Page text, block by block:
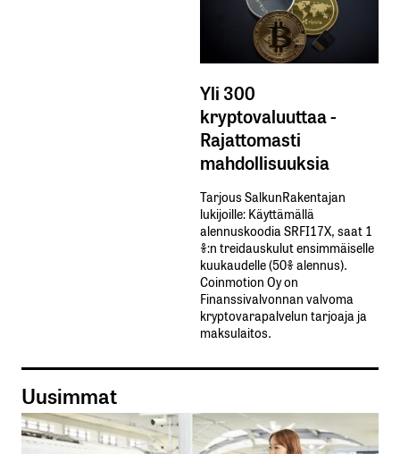
Yli 300
kryptovaluuttaa -
Rajattomasti
mahdollisuuksia
Tarjous SalkunRakentajan
lukijoille: Käyttämällä​ ​
alennuskoodia​ ​SRFI17X,​ ​saat​ ​1
%:n treidauskulut​ ​ensimmäiselle​ ​
kuukaudelle​ ​(50%​ ​alennus).
Coinmotion Oy on
Finanssivalvonnan valvoma
kryptovarapalvelun tarjoaja ja
maksulaitos.
Uusimmat